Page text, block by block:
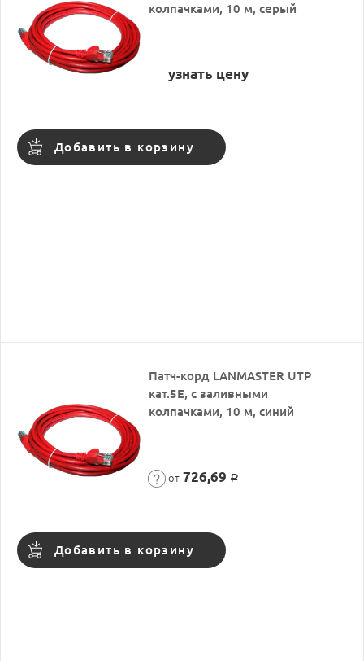
колпачками, 10 м, серый
узнать цену
Добавить в корзину
Патч-корд LANMASTER UTP
кат.5Е, с заливными
колпачками, 10 м, синий
от 726,69 Р
Добавить в корзину